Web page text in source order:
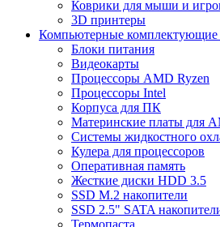
Коврики для мыши и
3D принтеры
Компьютерные комплектующие
Блоки питания
Видеокарты
Процессоры AMD Ryzen
Процессоры Intel
Корпуса для ПК
Материнские платы для
Системы жидкостного
Кулера для процессоров
Оперативная память
Жесткие диски HDD 3.5
SSD M.2 накопители
SSD 2.5" SATA